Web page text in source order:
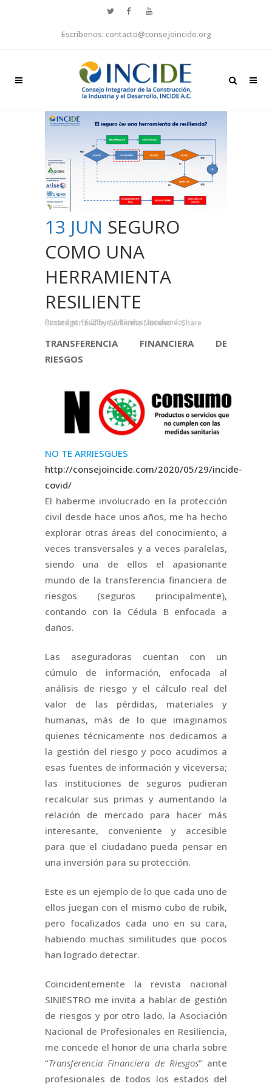
Escríbenos: contacto@consejoincide.org
13 JUN SEGURO
COMO UNA
HERRAMIENTA
RESILIENTE
Posted at 16:21hinArtículos,Incidiendo,
Uncategorized byGuillermo Moreno Share
TRANSFERENCIA FINANCIERA DE
RIESGOS
NO TE ARRIESGUES
http://consejoincide.com/2020/05/29/incide-
covid/
El haberme involucrado en la protección
civil desde hace unos años, me ha hecho
explorar otras áreas del conocimiento, a
veces transversales y a veces paralelas,
siendo una de ellos el apasionante
mundo de la transferencia financiera de
riesgos (seguros principalmente),
contando con la Cédula B enfocada a
daños.
Las aseguradoras cuentan con un
cúmulo de información, enfocada al
análisis de riesgo y el cálculo real del
valor de las pérdidas, materiales y
humanas, más de lo que imaginamos
quienes técnicamente nos dedicamos a
la gestión del riesgo y poco acudimos a
esas fuentes de información y viceversa;
las instituciones de seguros pudieran
recalcular sus primas y aumentando la
relación de mercado para hacer más
interesante, conveniente y accesible
para que el ciudadano pueda pensar en
una inversión para su protección.
Este es un ejemplo de lo que cada uno de
ellos juegan con el mismo cubo de rubik,
pero focalizados cada uno en su cara,
habiendo muchas similitudes que pocos
han logrado detectar.
Coincidentemente la revista nacional
SINIESTRO me invita a hablar de gestión
de riesgos y por otro lado, la Asociación
Nacional de Profesionales en Resiliencia,
me concede el honor de una charla sobre
“Transferencia Financiera de Riesgos” ante
profesionales de todos los estados del